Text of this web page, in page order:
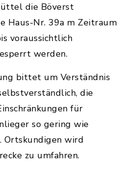
die Böverst
Haus-Nr. 39a m Zeitraum
voraussichtlich
werden.
bittet um Verständnis
die
für
so gering wie
Ortskundigen wird
zu umfahren.